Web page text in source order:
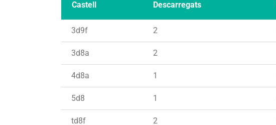
Castell Descarregats
3d9f 2
3d8a 2
4d8a 1
5d8 1
td8f 2